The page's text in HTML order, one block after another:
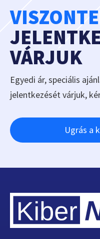
VÁRJUK
Egyedi ár, speciális
jelentkezését várjuk,
Ugrás a